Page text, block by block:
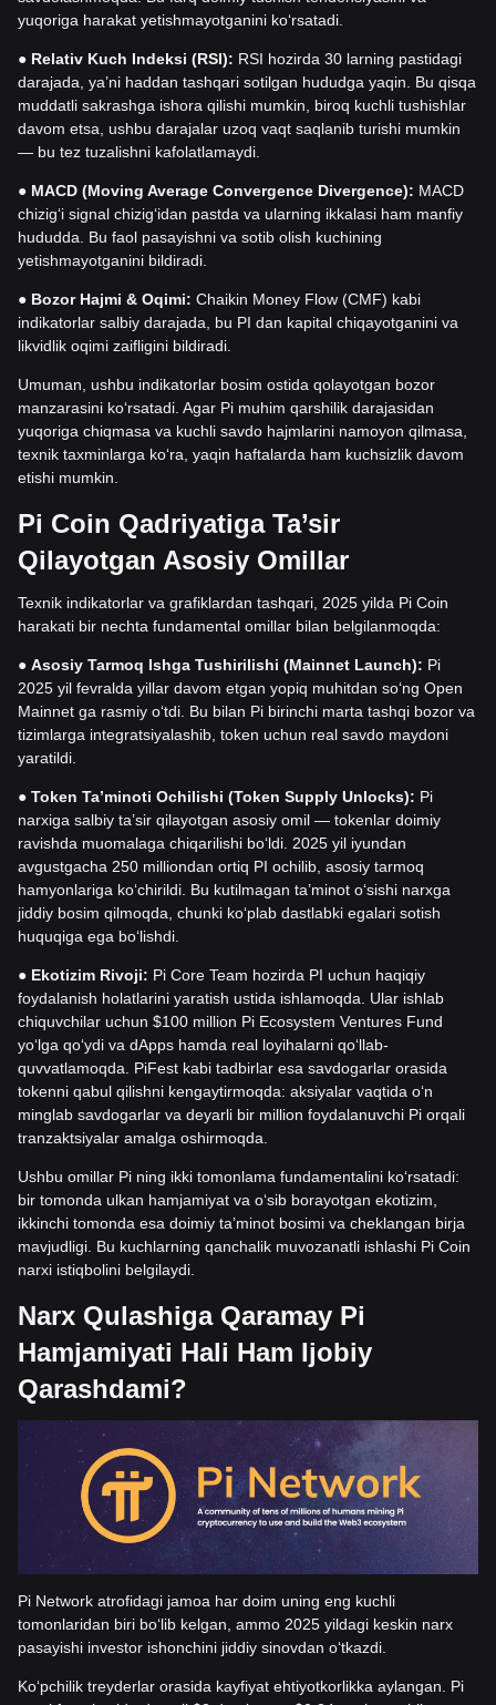
yuqoriga harakat yetishmayotganini ko‘rsatadi.
● Relativ Kuch Indeksi (RSI): RSI hozirda 30 larning pastidagi
darajada, ya’ni haddan tashqari sotilgan hududga yaqin. Bu qisqa
muddatli sakrashga ishora qilishi mumkin, biroq kuchli tushishlar
davom etsa, ushbu darajalar uzoq vaqt saqlanib turishi mumkin
— bu tez tuzalishni kafolatlamaydi.
● MACD (Moving Average Convergence Divergence): MACD
chizig‘i signal chizig‘idan pastda va ularning ikkalasi ham manfiy
hududda. Bu faol pasayishni va sotib olish kuchining
yetishmayotganini bildiradi.
● Bozor Hajmi & Oqimi: Chaikin Money Flow (CMF) kabi
indikatorlar salbiy darajada, bu PI dan kapital chiqayotganini va
likvidlik oqimi zaifligini bildiradi.
Umuman, ushbu indikatorlar bosim ostida qolayotgan bozor
manzarasini ko‘rsatadi. Agar Pi muhim qarshilik darajasidan
yuqoriga chiqmasa va kuchli savdo hajmlarini namoyon qilmasa,
texnik taxminlarga ko‘ra, yaqin haftalarda ham kuchsizlik davom
etishi mumkin.
Pi Coin Qadriyatiga Ta’sir
Qilayotgan Asosiy Omillar
Texnik indikatorlar va grafiklardan tashqari, 2025 yilda Pi Coin
harakati bir nechta fundamental omillar bilan belgilanmoqda:
● Asosiy Tarmoq Ishga Tushirilishi (Mainnet Launch): Pi
2025 yil fevralda yillar davom etgan yopiq muhitdan so‘ng Open
Mainnet ga rasmiy o‘tdi. Bu bilan Pi birinchi marta tashqi bozor va
tizimlarga integratsiyalashib, token uchun real savdo maydoni
yaratildi.
● Token Ta’minoti Ochilishi (Token Supply Unlocks): Pi
narxiga salbiy ta’sir qilayotgan asosiy omil — tokenlar doimiy
ravishda muomalaga chiqarilishi bo‘ldi. 2025 yil iyundan
avgustgacha 250 milliondan ortiq PI ochilib, asosiy tarmoq
hamyonlariga ko‘chirildi. Bu kutilmagan ta’minot o‘sishi narxga
jiddiy bosim qilmoqda, chunki ko‘plab dastlabki egalari sotish
huquqiga ega bo‘lishdi.
● Ekotizim Rivoji: Pi Core Team hozirda PI uchun haqiqiy
foydalanish holatlarini yaratish ustida ishlamoqda. Ular ishlab
chiquvchilar uchun $100 million Pi Ecosystem Ventures Fund
yo‘lga qo‘ydi va dApps hamda real loyihalarni qo‘llab-
quvvatlamoqda. PiFest kabi tadbirlar esa savdogarlar orasida
tokenni qabul qilishni kengaytirmoqda: aksiyalar vaqtida o‘n
minglab savdogarlar va deyarli bir million foydalanuvchi Pi orqali
tranzaktsiyalar amalga oshirmoqda.
Ushbu omillar Pi ning ikki tomonlama fundamentalini ko‘rsatadi:
bir tomonda ulkan hamjamiyat va o‘sib borayotgan ekotizim,
ikkinchi tomonda esa doimiy ta’minot bosimi va cheklangan birja
mavjudligi. Bu kuchlarning qanchalik muvozanatli ishlashi Pi Coin
narxi istiqbolini belgilaydi.
Narx Qulashiga Qaramay Pi
Hamjamiyati Hali Ham Ijobiy
Qarashdami?
Pi Network atrofidagi jamoa har doim uning eng kuchli
tomonlaridan biri bo‘lib kelgan, ammo 2025 yildagi keskin narx
pasayishi investor ishonchini jiddiy sinovdan o‘tkazdi.
Ko‘pchilik treyderlar orasida kayfiyat ehtiyotkorlikka aylangan. Pi